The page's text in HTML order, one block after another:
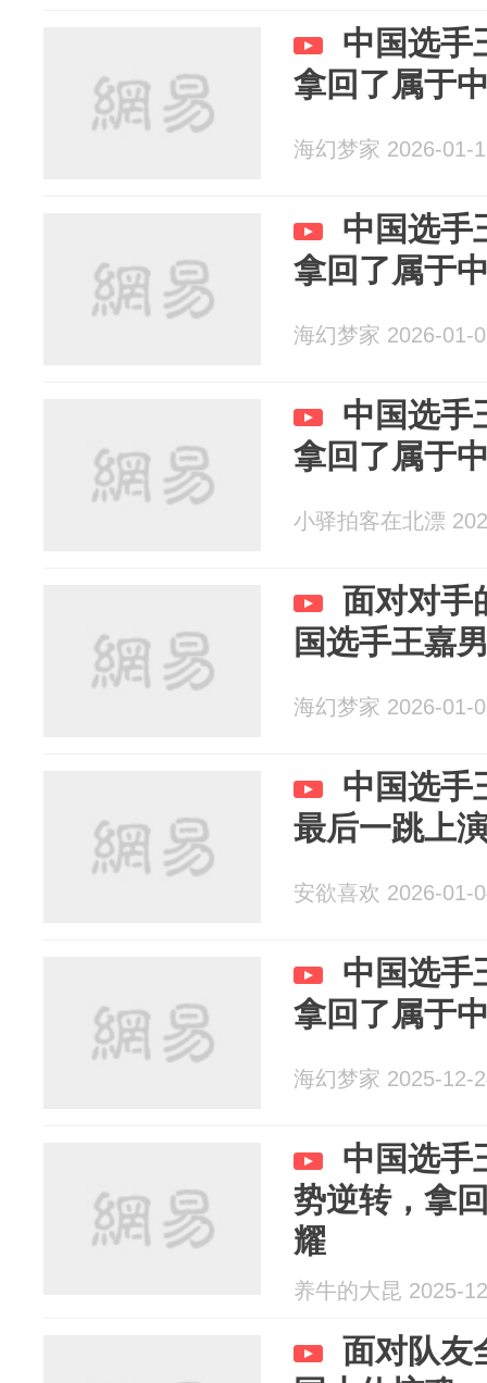
中国选手
拿回了属于
海幻梦家 2026-01-
中国选手
拿回了属于
海幻梦家 2026-01-
中国选手
拿回了属于
小驿拍客在北漂
面对对手
国选手王嘉
海幻梦家 2026-01-
中国选手
最后一跳上
安欲喜欢 2026-01-
中国选手
拿回了属于
海幻梦家 2025-12-
中国选手
势逆转，拿
耀
养牛的大昆 2025-
面对队友